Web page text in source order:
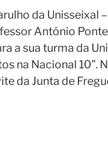
da Unisseixal
António
a sua turma da
na Nacional 10”.
da Junta de